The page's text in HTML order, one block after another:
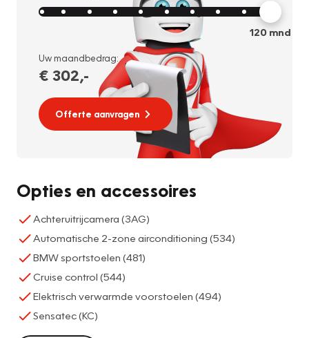
120 mnd
Uw maandbedrag:
€ 302,-
Offerte aanvragen
Opties en accessoires
Achteruitrijcamera (3AG)
Automatische 2-zone airconditioning (534)
BMW sportstoelen (481)
Cruise control (544)
Elektrisch verwarmde voorstoelen (494)
Sensatec (KC)